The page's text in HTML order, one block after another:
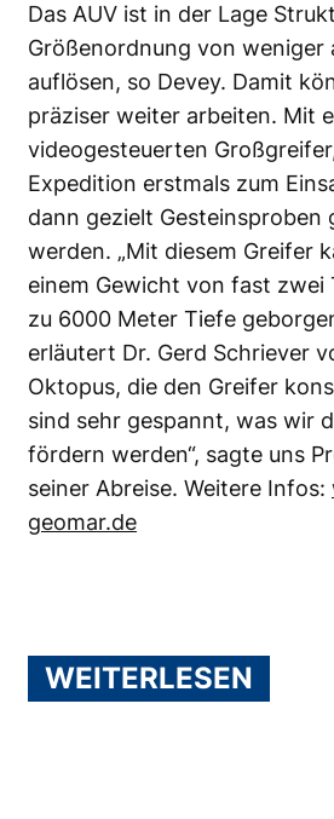
Das AUV ist in der Lage
Größenordnung von weniger
auflösen, so Devey. Damit
präziser weiter arbeiten. Mit
videogesteuerten
Expedition erstmals zum
dann gezielt Gesteinsproben
werden. „Mit diesem Greifer
einem Gewicht von fast zwei
zu 6000 Meter Tiefe
erläutert Dr. Gerd Schriever
Oktopus, die den Greifer
sind sehr gespannt, was wir
fördern werden“, sagte uns
seiner Abreise. Weitere Infos:
geomar.de
WEITERLESEN